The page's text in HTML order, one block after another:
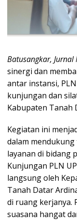
Batusangkar, Jurnal
sinergi dan
antar instansi,
kunjungan dan
Kabupaten Tanah
Kegiatan ini
dalam
layanan di bidang
Kunjungan PLN
langsung oleh
Tanah Datar
di ruang kerjanya.
suasana hangat